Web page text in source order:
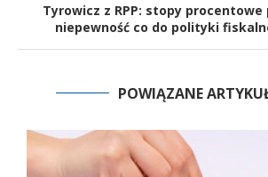
Tyrowicz z RPP: stopy procentowe
niepewność co do polityki
POWIĄZANE